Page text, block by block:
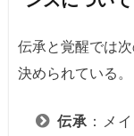
伝承と覚醒では
決められている。
伝承 ：メ